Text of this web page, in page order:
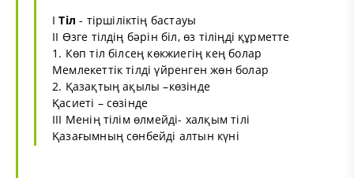
ІТіл - тіршіліктің бастауы
ІІ Өзге тілдің бәрін біл, өз тіліңді құрметте
1. Көп тіл білсең көкжиегің кең болар
Мемлекеттік тілді үйренген жөн болар
2. Қазақтың ақылы –көзінде
Қасиеті – сөзінде
ІІІ Менің тілім өлмейді- халқым тілі
Қазағымның сөнбейді алтын күні